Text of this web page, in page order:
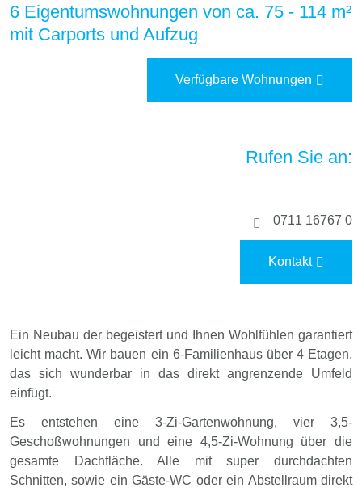
6 Eigentumswohnungen von ca. 75 - 114 m²
mit Carports und Aufzug
Verfügbare Wohnungen
Rufen Sie an:
0711 16767 0
Kontakt
Ein Neubau der begeistert und Ihnen Wohlfühlen garantiert
leicht macht. Wir bauen ein 6-Familienhaus über 4 Etagen,
das sich wunderbar in das direkt angrenzende Umfeld
einfügt.
Es entstehen eine 3-Zi-Gartenwohnung, vier 3,5-
Geschoßwohnungen und eine 4,5-Zi-Wohnung über die
gesamte Dachfläche. Alle mit super durchdachten
Schnitten, sowie ein Gäste-WC oder ein Abstellraum direkt